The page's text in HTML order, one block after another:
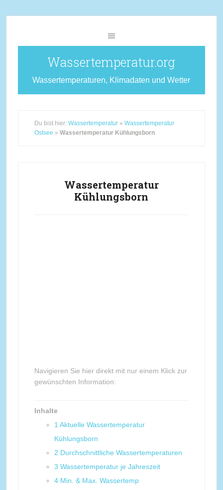
Wassertemperatur.org
Wassertemperaturen, Klimadaten und Wetter
Du bist hier: Wassertemperatur» Wassertemperatur
Ostsee » Wassertemperatur Kühlungsborn
Wassertemperatur
Kühlungsborn
Navigieren Sie hier direkt mit nur einem Klick zur
gewünschten Information:
Inhalte
1 Aktuelle Wassertemperatur
Kühlungsborn
2 Durchschnittliche Wassertemperaturen
3 Wassertemperatur je Jahreszeit
4 Min. & Max. Wassertemp